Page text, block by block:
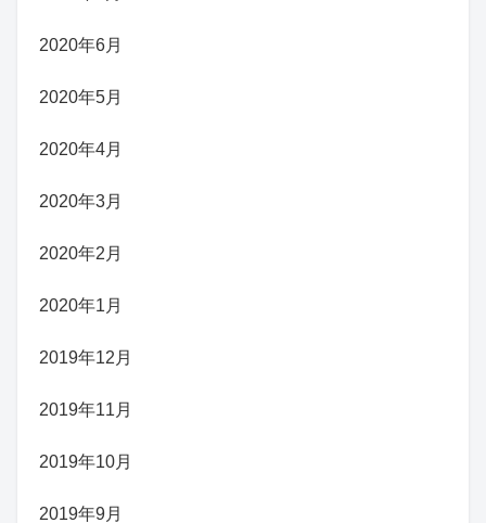
2020年6月
2020年5月
2020年4月
2020年3月
2020年2月
2020年1月
2019年12月
2019年11月
2019年10月
2019年9月